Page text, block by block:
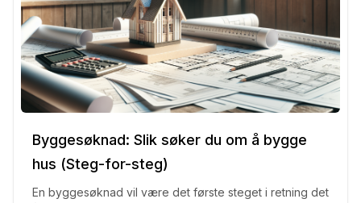
Byggesøknad: Slik søker du om å bygge
hus (Steg-for-steg)
En byggesøknad vil være det første steget i retning det